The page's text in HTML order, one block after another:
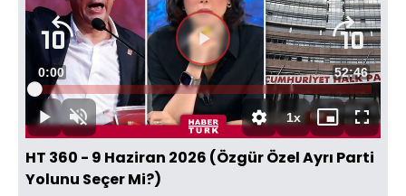
Videoyu
Oynat
OynatSesi
Aç
Süre
0:00 Toplam
Süre
52:46
Yüklendi:
0.07%
1xOynatma
Hızı
Mini
oynatıcı
Tam
Ekran
HT 360 - 9 Haziran 2026 (Özgür Özel Ayrı Parti
Yolunu Seçer Mi?)